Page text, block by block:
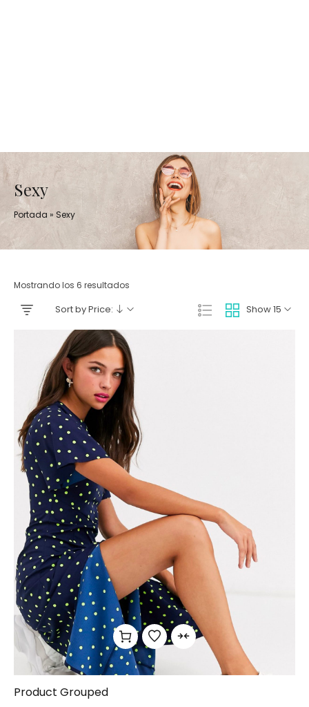
Sexy
Portada » Sexy
Mostrando los 6 resultados
Show 15
Sort by Price:
Product Grouped